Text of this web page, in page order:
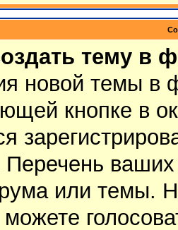
тему в
новой темы в
кнопке в
ваших
или темы.